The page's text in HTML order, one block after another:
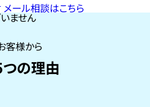
メール相談はこちら
ません
客様から
つの理由